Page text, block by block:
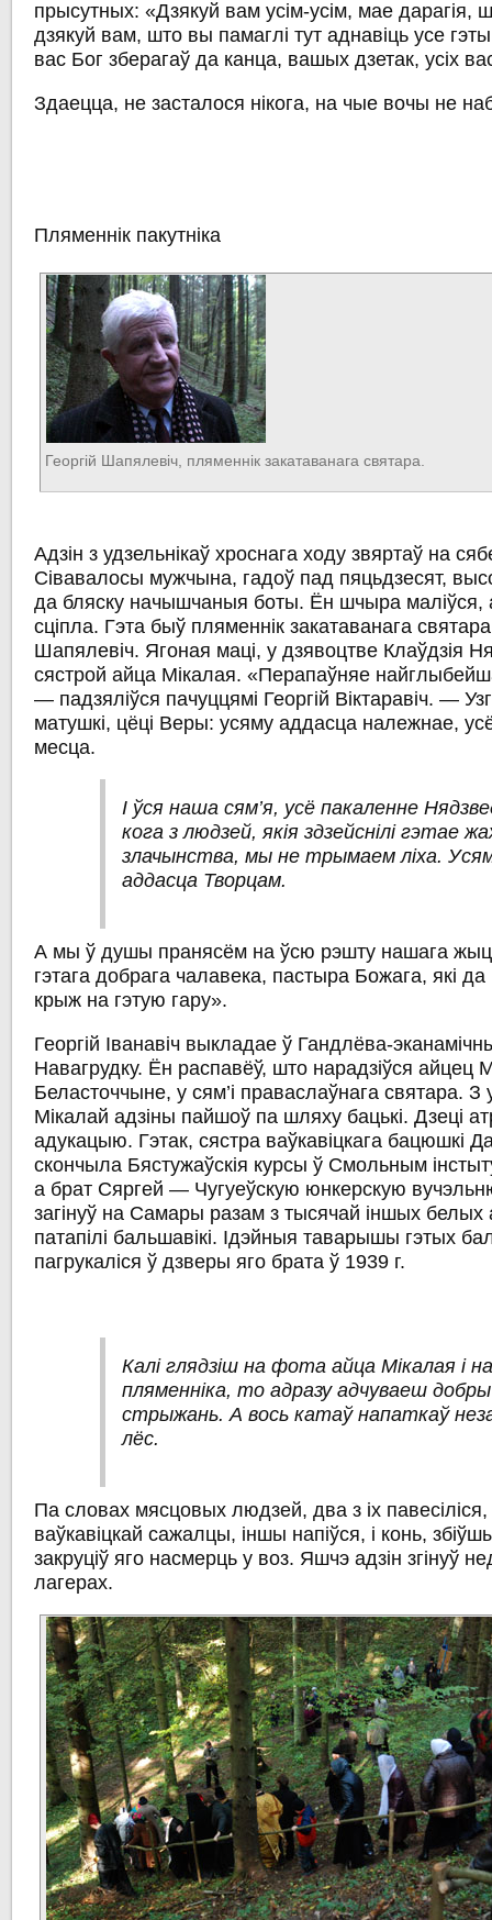
прысутных: «Дзякуй вам усім-усім, мае
дзякуй вам, што вы памаглі тут аднавіць усе
вас Бог зберагаў да канца, вашых дзетак, усіх
Здаецца, не засталося нікога, на чые вочы не
Пляменнік пакутніка
Георгій Шапялевіч, пляменнік закатаванага святара.
Адзін з удзельнікаў хроснага ходу звяртаў на
Сівавалосы мужчына, гадоў пад пяцьдзесят,
да бляску начышчаныя боты. Ён шчыра маліўся,
сціпла. Гэта быў пляменнік закатаванага
Шапялевіч. Ягоная маці, у дзявоцтве Клаўдзія
сястрой айца Мікалая. «Перапаўняе
— падзяліўся пачуццямі Георгій Віктаравіч. —
матушкі, цёці Веры: усяму аддасца належнае,
месца.
І ўся наша сям’я, усё пакаленне
кога з людзей, якія здзейснілі гэтае
злачынства, мы не трымаем ліха.
аддасца Творцам.
А мы ў душы пранясём на ўсю рэшту нашага
гэтага добрага чалавека, пастыра Божага, які
крыж на гэтую гару».
Георгій Іванавіч выкладае ў Гандлёва-
Навагрудку. Ён распавёў, што нарадзіўся айцец
Беласточчыне, у сям’і праваслаўнага святара. З
Мікалай адзіны пайшоў па шляху бацькі. Дзеці
адукацыю. Гэтак, сястра ваўкавіцкага бацюшкі
скончыла Бястужаўскія курсы ў Смольным
а брат Сяргей — Чугуеўскую юнкерскую
загінуў на Самары разам з тысячай іншых белых
патапілі бальшавікі. Ідэйныя таварышы гэтых
пагрукаліся ў дзверы яго брата ў 1939 г.
Калі глядзіш на фота айца Мікалая і
пляменніка, то адразу адчуваеш
стрыжань. А вось катаў напаткаў
лёс.
Па словах мясцовых людзей, два з іх павесіліся,
ваўкавіцкай сажалцы, іншы напіўся, і конь,
закруціў яго насмерць у воз. Яшчэ адзін згінуў
лагерах.